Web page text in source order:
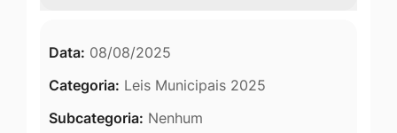
Data: 08/08/2025
Categoria: Leis Municipais 2025
Subcategoria: Nenhum